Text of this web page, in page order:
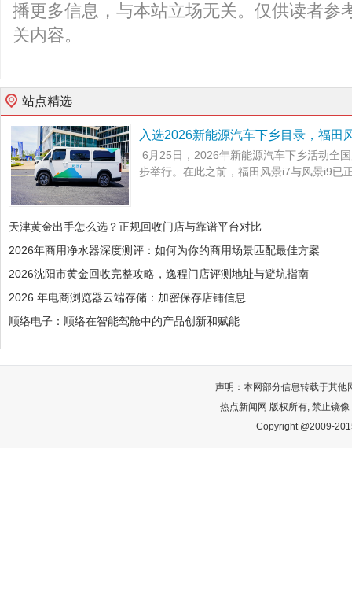
播更多信息，与本站立场无关。仅供读者参
关内容。
站点精选
入选2026新能源汽车下乡目录，福田
6月25日，2026年新能源汽车下乡活动全
步举行。在此之前，福田风景i7与风景i9已
天津黄金出手怎么选？正规回收门店与靠谱平台对比
2026年商用净水器深度测评：如何为你的商用场景匹配最佳方案
2026沈阳市黄金回收完整攻略，逸程门店评测地址与避坑指南
2026 年电商浏览器云端存储：加密保存店铺信息
顺络电子：顺络在智能驾舱中的产品创新和赋能
声明：本网部分信息转载于其他
热点新闻网 版权所有, 禁止镜
Copyright @2009-